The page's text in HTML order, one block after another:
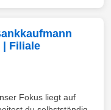
| Filiale
Fokus liegt auf